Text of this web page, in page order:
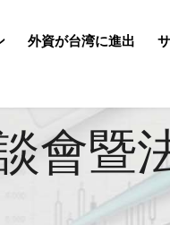
外資が台湾に進出
會暨